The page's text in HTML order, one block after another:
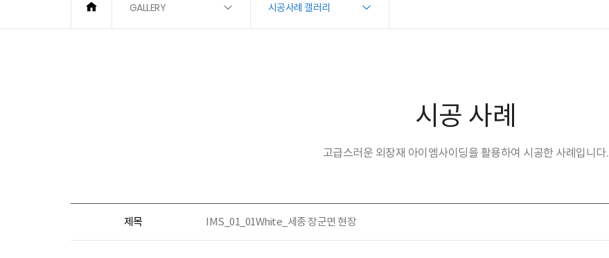
GALLERY 시공사례 갤러리
시공 사례
고급스러운 외장재 아이엠사이딩을 활용하여 시공한 사례입니다.
제목 IMS_01_01White_세종 장군면 현장